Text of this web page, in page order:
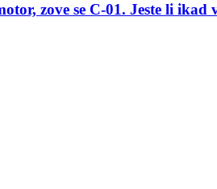
zove se C-01. Jeste li ikad